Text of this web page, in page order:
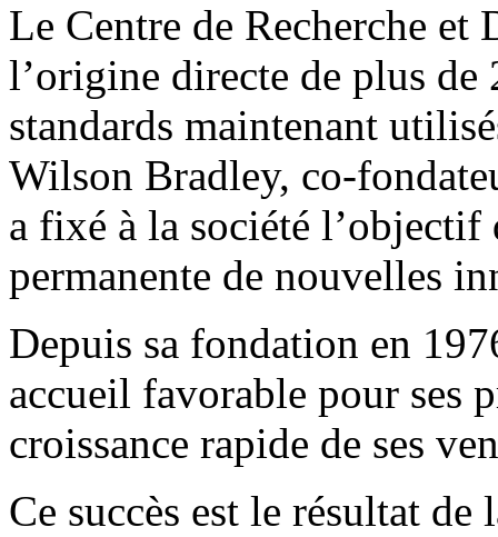
Le Centre de Recherche et
l’origine directe de plus de
standards maintenant
Wilson Bradley, co-
a fixé à la société l’objectif
permanente de nouvelles
Depuis sa fondation en
accueil favorable pour ses
croissance rapide de ses
Ce succès est le résultat